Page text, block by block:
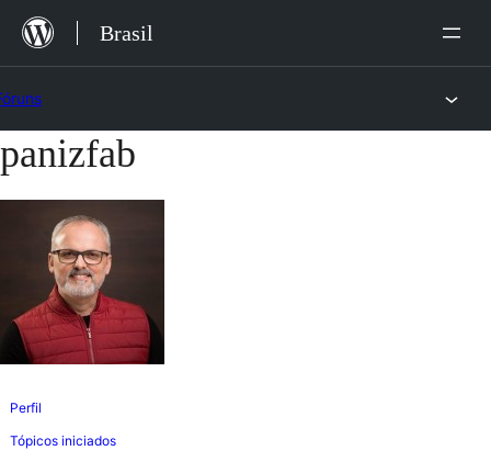
para
Brasil
Pular
para
conteúdo
panizfab
Perfil
Tópicos iniciados